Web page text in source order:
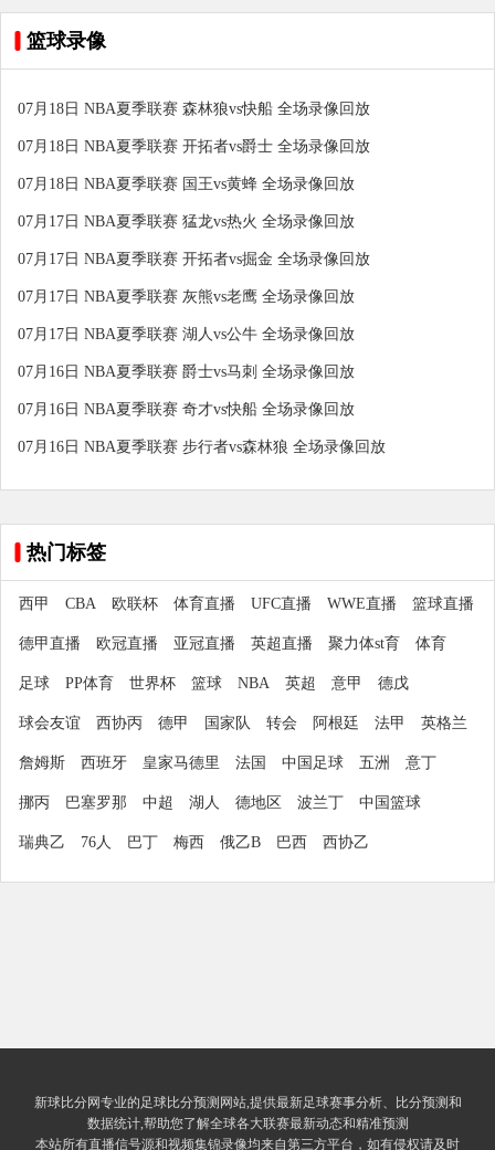
篮球录像
07月18日 NBA夏季联赛 森林狼vs快船 全场录像回放
07月18日 NBA夏季联赛 开拓者vs爵士 全场录像回放
07月18日 NBA夏季联赛 国王vs黄蜂 全场录像回放
07月17日 NBA夏季联赛 猛龙vs热火 全场录像回放
07月17日 NBA夏季联赛 开拓者vs掘金 全场录像回放
07月17日 NBA夏季联赛 灰熊vs老鹰 全场录像回放
07月17日 NBA夏季联赛 湖人vs公牛 全场录像回放
07月16日 NBA夏季联赛 爵士vs马刺 全场录像回放
07月16日 NBA夏季联赛 奇才vs快船 全场录像回放
07月16日 NBA夏季联赛 步行者vs森林狼 全场录像回放
热门标签
西甲 CBA 欧联杯 体育直播 UFC直播 WWE直播 篮球直播
德甲直播 欧冠直播 亚冠直播 英超直播 聚力体st育 体育
足球 PP体育 世界杯 篮球 NBA 英超 意甲 德戊
球会友谊 西协丙 德甲 国家队 转会 阿根廷 法甲 英格兰
詹姆斯 西班牙 皇家马德里 法国 中国足球 五洲 意丁
挪丙 巴塞罗那 中超 湖人 德地区 波兰丁 中国篮球
瑞典乙 76人 巴丁 梅西 俄乙B 巴西 西协乙
新球比分网专业的足球比分预测网站,提供最新足球赛事分析、比分预测和
数据统计,帮助您了解全球各大联赛最新动态和精准预测
本站所有直播信号源和视频集锦录像均来自第三方平台，如有侵权请及时